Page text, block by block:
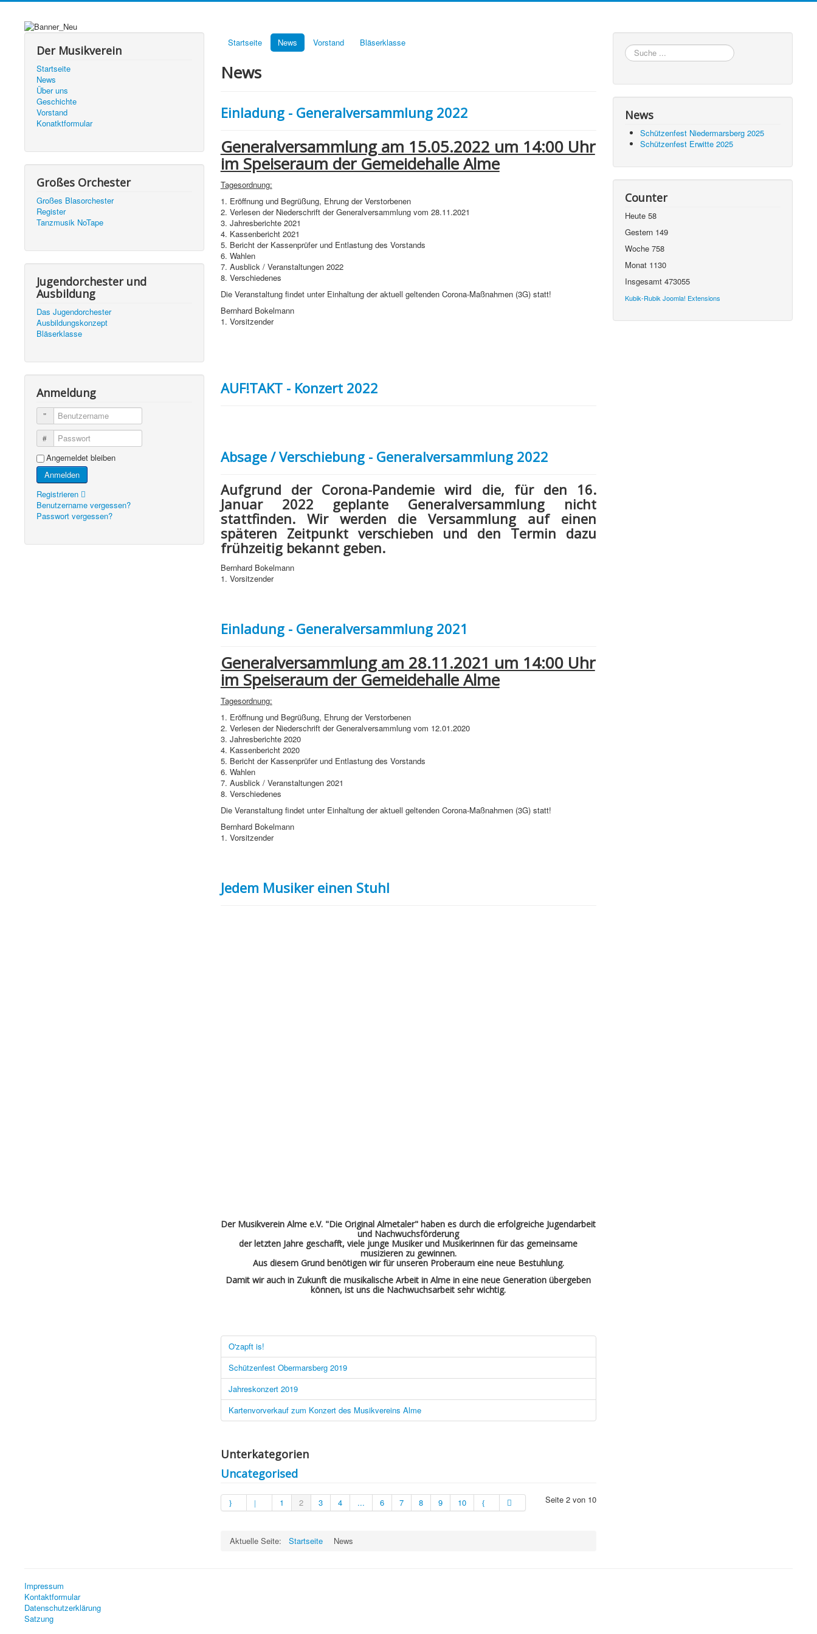
Der Musikverein
Startseite
News
Über uns
Geschichte
Vorstand
Konatktformular
Großes Orchester
Großes Blasorchester
Register
Tanzmusik NoTape
Jugendorchester und
Ausbildung
Das Jugendorchester
Ausbildungskonzept
Bläserklasse
Anmeldung
Benutzername
Passwort
Angemeldet bleiben
Anmelden
Registrieren
Benutzername vergessen?
Passwort vergessen?
Startseite News Vorstand Bläserklasse
News
Einladung - Generalversammlung 2022
Generalversammlung am 15.05.2022 um 14:00 Uhr
im Speiseraum der Gemeidehalle Alme
Tagesordnung:
1. Eröffnung und Begrüßung, Ehrung der Verstorbenen
2. Verlesen der Niederschrift der Generalversammlung vom 28.11.2021
3. Jahresberichte 2021
4. Kassenbericht 2021
5. Bericht der Kassenprüfer und Entlastung des Vorstands
6. Wahlen
7. Ausblick / Veranstaltungen 2022
8. Verschiedenes
Die Veranstaltung findet unter Einhaltung der aktuell geltenden Corona-Maßnahmen (3G) statt!
Bernhard Bokelmann
1. Vorsitzender
AUF!TAKT - Konzert 2022
Absage / Verschiebung - Generalversammlung 2022
Aufgrund der Corona-Pandemie wird die, für den 16.
Januar 2022 geplante Generalversammlung nicht
stattfinden. Wir werden die Versammlung auf einen
späteren Zeitpunkt verschieben und den Termin dazu
frühzeitig bekannt geben.
Bernhard Bokelmann
1. Vorsitzender
Einladung - Generalversammlung 2021
Generalversammlung am 28.11.2021 um 14:00 Uhr
im Speiseraum der Gemeidehalle Alme
Tagesordnung:
1. Eröffnung und Begrüßung, Ehrung der Verstorbenen
2. Verlesen der Niederschrift der Generalversammlung vom 12.01.2020
3. Jahresberichte 2020
4. Kassenbericht 2020
5. Bericht der Kassenprüfer und Entlastung des Vorstands
6. Wahlen
7. Ausblick / Veranstaltungen 2021
8. Verschiedenes
Die Veranstaltung findet unter Einhaltung der aktuell geltenden Corona-Maßnahmen (3G) statt!
Bernhard Bokelmann
1. Vorsitzender
Jedem Musiker einen Stuhl
Der Musikverein Alme e.V. "Die Original Almetaler" haben es durch die erfolgreiche Jugendarbeit
und Nachwuchsförderung
der letzten Jahre geschafft, viele junge Musiker und Musikerinnen für das gemeinsame
musizieren zu gewinnen.
Aus diesem Grund benötigen wir für unseren Proberaum eine neue Bestuhlung.
Damit wir auch in Zukunft die musikalische Arbeit in Alme in eine neue Generation übergeben
können, ist uns die Nachwuchsarbeit sehr wichtig.
O'zapft is!
Schützenfest Obermarsberg 2019
Jahreskonzert 2019
Kartenvorverkauf zum Konzert des Musikvereins Alme
Unterkategorien
Uncategorised
Seite 2 von 10
1 2 3 4 ... 6 7 8 9 10
Aktuelle Seite: Startseite News
Suchen
News
Schützenfest Niedermarsberg 2025
Schützenfest Erwitte 2025
Counter
Heute58
Gestern 149
Woche758
Monat 1130
Insgesamt473055
Kubik-Rubik Joomla! Extensions
Impressum
Kontaktformular
Datenschutzerklärung
Satzung